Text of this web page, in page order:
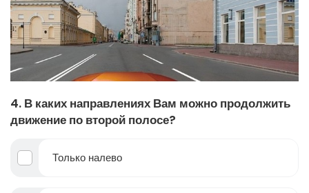
4. В каких направлениях Вам можно продолжить
движение по второй полосе?
Только налево